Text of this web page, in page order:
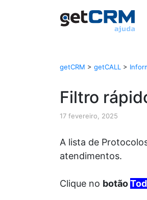
getCRM > getCALL >
Filtro
17 fevereiro, 2025
A lista de
atendimentos.
Clique no botão